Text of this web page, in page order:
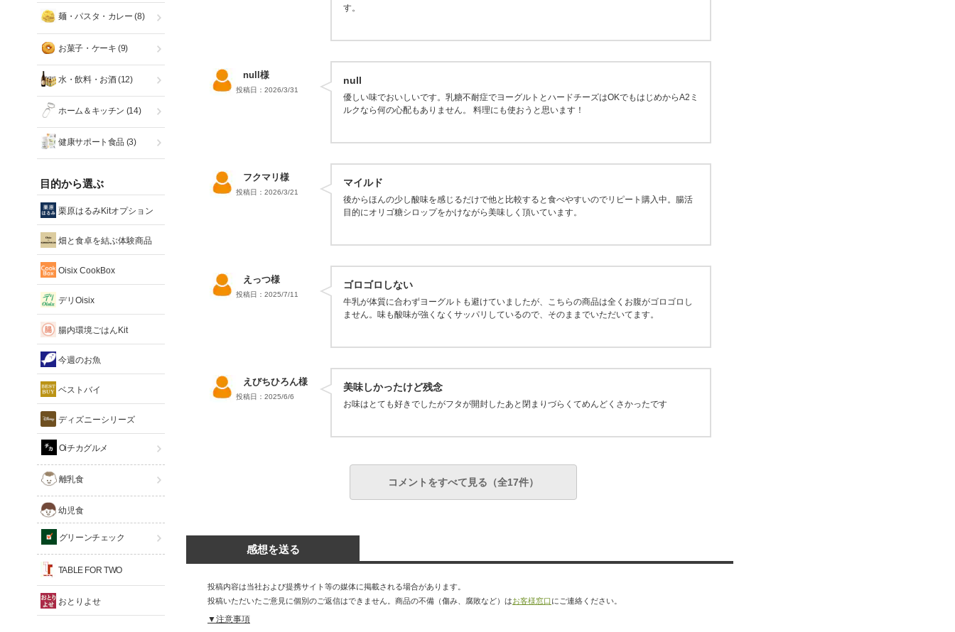
す。
null様
投稿日：2026/3/31
null
優しい味でおいしいです。乳糖不耐症でヨーグルトとハードチーズはOKでもはじめからA2ミ
ルクなら何の心配もありません。 料理にも使おうと思います！
フクマリ様
投稿日：2026/3/21
マイルド
後からほんの少し酸味を感じるだけで他と比較すると食べやすいのでリピート購入中。腸活
目的にオリゴ糖シロップをかけながら美味しく頂いています。
えっつ様
投稿日：2025/7/11
ゴロゴロしない
牛乳が体質に合わずヨーグルトも避けていましたが、こちらの商品は全くお腹がゴロゴロし
ません。味も酸味が強くなくサッパリしているので、そのままでいただいてます。
えびちひろん様
投稿日：2025/6/6
美味しかったけど残念
お味はとても好きでしたがフタが開封したあと閉まりづらくてめんどくさかったです
コメントをすべて見る（全17件）
感想を送る
投稿内容は当社および提携サイト等の媒体に掲載される場合があります。
投稿いただいたご意見に個別のご返信はできません。商品の不備（傷み、腐敗など）はお客様窓口 にご連絡ください。
▼注意事項
麺・パスタ・カレー (8)
お菓子・ケーキ (9)
水・飲料・お酒(12)
ホーム＆キッチン (14)
健康サポート食品 (3)
目的から選ぶ
栗原はるみKitオプション
畑と食卓を結ぶ体験商品
Oisix CookBox
デリOisix
腸内環境ごはんKit
今週のお魚
ベストバイ
ディズニーシリーズ
Oiチカグルメ
離乳食
幼児食
グリーンチェック
TABLE FOR TWO
おとりよせ